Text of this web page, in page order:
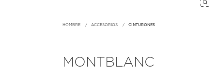
HOMBRE ACCESORIOS CINTURONES
MONTBLANC